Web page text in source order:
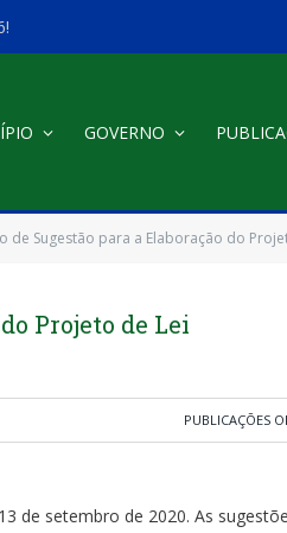
GOVERNO
de Sugestão para a Elaboração do
Projeto de Lei
PUBLICAÇÕES
de setembro de 2020. As